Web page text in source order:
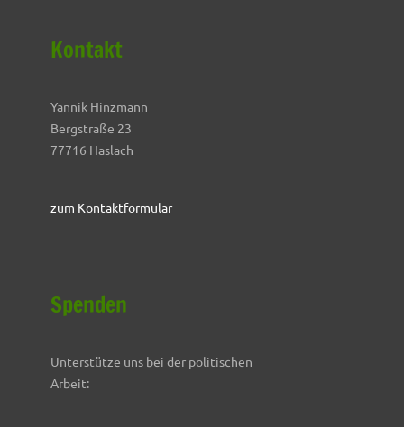
Kontakt
Yannik Hinzmann
Bergstraße 23
77716 Haslach
zum Kontaktformular
Spenden
Unterstütze uns bei der politischen
Arbeit: